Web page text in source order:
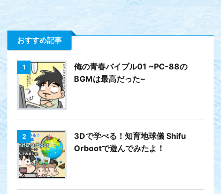
おすすめ記事
1
俺の青春バイブル01 ~PC-88の
BGMは最高だった~
2
3Dで学べる！知育地球儀 Shifu
Orbootで遊んでみたよ！